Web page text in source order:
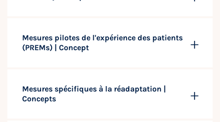
Mesures pilotes de l'expérience des patients
(PREMs) | Concept
Mesures spécifiques à la réadaptation |
Concepts